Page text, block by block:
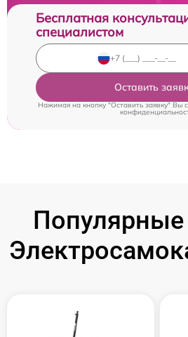
Бесплатная
специалистом
Оставить
Нажимая на кнопку "Оставить заявку" Вы